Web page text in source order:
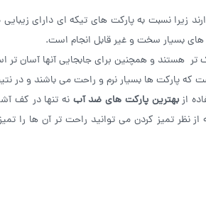
زیرا نسبت به پارکت های تیکه ای دارای
های بسیار سخت و غیر قابل انجام است.
تر هستند و همچنین برای جابجایی آنها آسان تر
که پارکت ها بسیار نرم و راحت می باشند و در
ازبهترین پارکت های ضد آب نه تنها در کف
نظر تمیز کردن می ‌توانید راحت تر آن ها را